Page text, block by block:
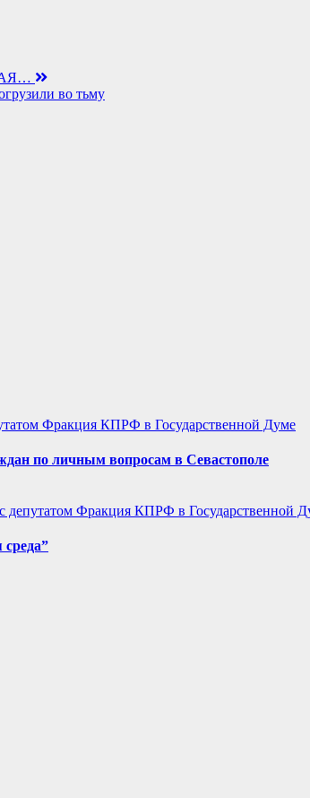
во тьму
Фракция КПРФ в Государственной Думе
по личным вопросам в Севастополе
депутатом Фракция КПРФ в Государственной